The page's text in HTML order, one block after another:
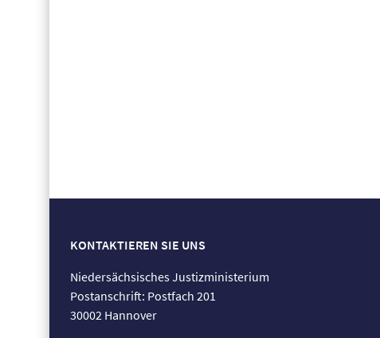
KONTAKTIEREN SIE UNS
Niedersächsisches Justizministerium
Postanschrift: Postfach 201
30002 Hannover